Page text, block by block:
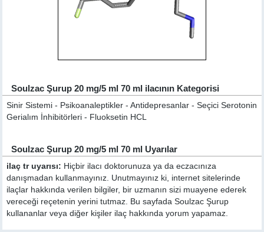
Soulzac Şurup 20 mg/5 ml 70 ml ilacının Kategorisi
Sinir Sistemi - Psikoanaleptikler - Antidepresanlar - Seçici Serotonin
Gerialım İnhibitörleri - Fluoksetin HCL
Soulzac Şurup 20 mg/5 ml 70 ml Uyarılar
ilaç tr uyarısı: Hiçbir ilacı doktorunuza ya da eczacınıza
danışmadan kullanmayınız. Unutmayınız ki, internet sitelerinde
ilaçlar hakkında verilen bilgiler, bir uzmanın sizi muayene ederek
vereceği reçetenin yerini tutmaz. Bu sayfada Soulzac Şurup
kullananlar veya diğer kişiler ilaç hakkında yorum yapamaz.